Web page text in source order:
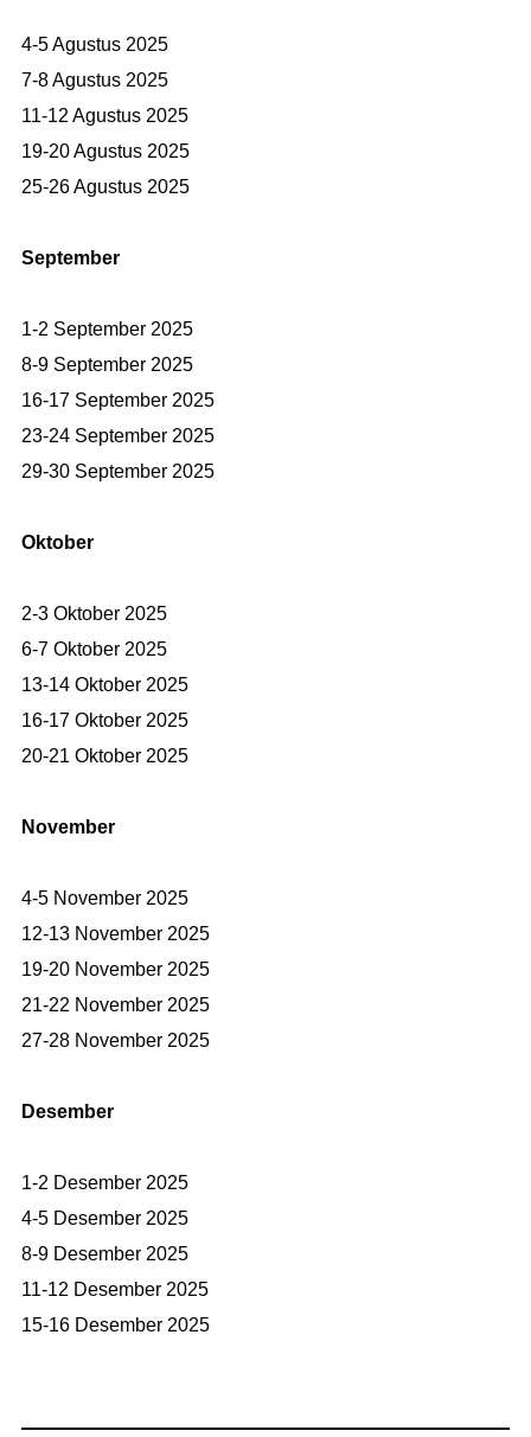
4-5 Agustus 2025
7-8 Agustus 2025
11-12 Agustus 2025
19-20 Agustus 2025
25-26 Agustus 2025
September
1-2 September 2025
8-9 September 2025
16-17 September 2025
23-24 September 2025
29-30 September 2025
Oktober
2-3 Oktober 2025
6-7 Oktober 2025
13-14 Oktober 2025
16-17 Oktober 2025
20-21 Oktober 2025
November
4-5 November 2025
12-13 November 2025
19-20 November 2025
21-22 November 2025
27-28 November 2025
Desember
1-2 Desember 2025
4-5 Desember 2025
8-9 Desember 2025
11-12 Desember 2025
15-16 Desember 2025